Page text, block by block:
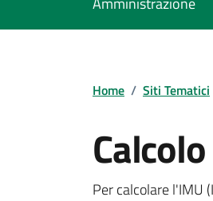
Home / Siti Tematici
Per calcolare l'IMU